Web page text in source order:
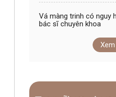
Vá màng trinh có nguy
bác sĩ chuyên khoa